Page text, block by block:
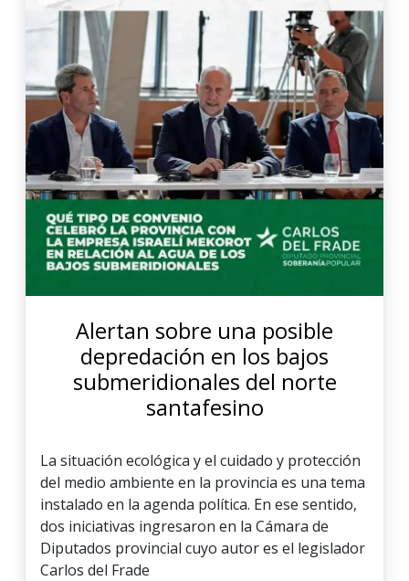
Alertan sobre una posible
depredación en los bajos
submeridionales del norte
santafesino
La situación ecológica y el cuidado y protección
del medio ambiente en la provincia es una tema
instalado en la agenda política. En ese sentido,
dos iniciativas ingresaron en la Cámara de
Diputados provincial cuyo autor es el legislador
Carlos del Frade